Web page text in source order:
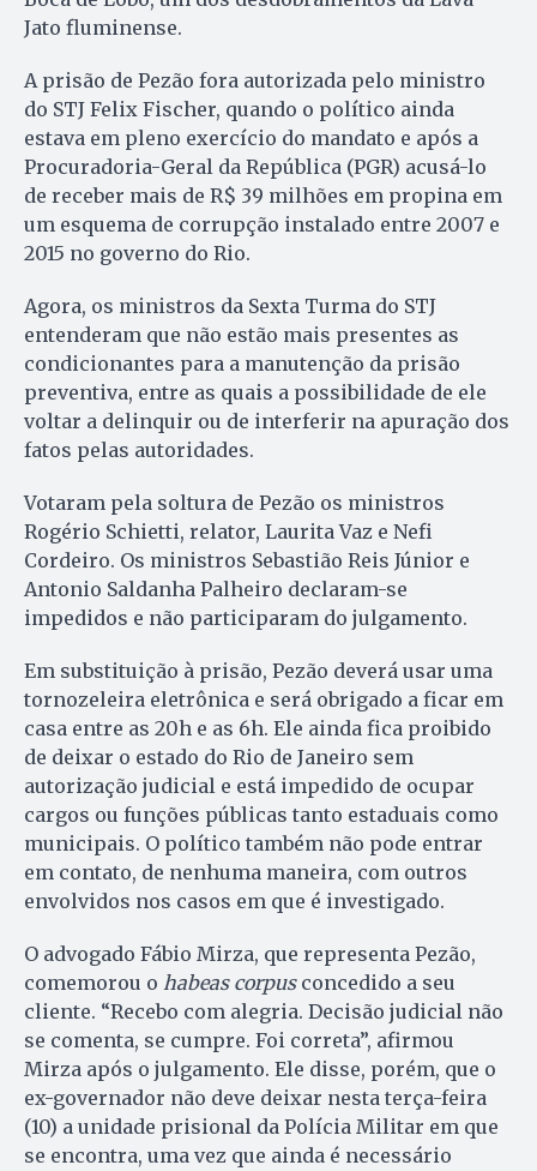
Jato fluminense.
A prisão de Pezão fora autorizada pelo ministro
do STJ Felix Fischer, quando o político ainda
estava em pleno exercício do mandato e após a
Procuradoria-Geral da República (PGR) acusá-lo
de receber mais de R$ 39 milhões em propina em
um esquema de corrupção instalado entre 2007 e
2015 no governo do Rio.
Agora, os ministros da Sexta Turma do STJ
entenderam que não estão mais presentes as
condicionantes para a manutenção da prisão
preventiva, entre as quais a possibilidade de ele
voltar a delinquir ou de interferir na apuração dos
fatos pelas autoridades.
Votaram pela soltura de Pezão os ministros
Rogério Schietti, relator, Laurita Vaz e Nefi
Cordeiro. Os ministros Sebastião Reis Júnior e
Antonio Saldanha Palheiro declaram-se
impedidos e não participaram do julgamento.
Em substituição à prisão, Pezão deverá usar uma
tornozeleira eletrônica e será obrigado a ficar em
casa entre as 20h e as 6h. Ele ainda fica proibido
de deixar o estado do Rio de Janeiro sem
autorização judicial e está impedido de ocupar
cargos ou funções públicas tanto estaduais como
municipais. O político também não pode entrar
em contato, de nenhuma maneira, com outros
envolvidos nos casos em que é investigado.
O advogado Fábio Mirza, que representa Pezão,
comemorou o habeas corpus concedido a seu
cliente. “Recebo com alegria. Decisão judicial não
se comenta, se cumpre. Foi correta”, afirmou
Mirza após o julgamento. Ele disse, porém, que o
ex-governador não deve deixar nesta terça-feira
(10) a unidade prisional da Polícia Militar em que
se encontra, uma vez que ainda é necessário